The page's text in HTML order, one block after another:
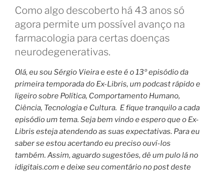
Como algo descoberto há 43 anos só
agora permite um possível avanço na
farmacologia para certas doenças
neurodegenerativas.
Olá, eu sou Sérgio Vieira e este é o 13º episódio da
primeira temporada do Ex-Libris, um podcast rápido e
ligeiro sobre Política, Comportamento Humano,
Ciência, Tecnologia e Cultura. E fique tranquilo a cada
episódio um tema. Seja bem vindo e espero que o Ex-
Libris esteja atendendo as suas expectativas. Para eu
saber se estou acertando eu preciso ouví-los
também. Assim, aguardo sugestões, dê um pulo lá no
idigitais.com e deixe seu comentário no post deste